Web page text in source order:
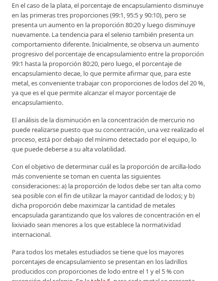
En el caso de la plata, el porcentaje de encapsulamiento disminuye
en las primeras tres proporciones (99:1, 95:5 y 90:10), pero se
presenta un aumento en la proporción 80:20 y luego disminuye
nuevamente. La tendencia para el selenio también presenta un
comportamiento diferente. Inicialmente, se observa un aumento
progresivo del porcentaje de encapsulamiento entre la proporción
99:1 hasta la proporción 80:20, pero luego, el porcentaje de
encapsulamiento decae, lo que permite afirmar que, para este
metal, es conveniente trabajar con proporciones de lodos del 20 %,
ya que es el que permite alcanzar el mayor porcentaje de
encapsulamiento.
El análisis de la disminución en la concentración de mercurio no
puede realizarse puesto que su concentración, una vez realizado el
proceso, está por debajo del mínimo detectado por el equipo, lo
que puede deberse a su alta volatilidad.
Con el objetivo de determinar cuál es la proporción de arcilla-lodo
más conveniente se toman en cuenta las siguientes
consideraciones: a) la proporción de lodos debe ser tan alta como
sea posible con el fin de utilizar la mayor cantidad de lodos; y b)
dicha proporción debe maximizar la cantidad de metales
encapsulada garantizando que los valores de concentración en el
lixiviado sean menores a los que establece la normatividad
internacional.
Para todos los metales estudiados se tiene que los mayores
porcentajes de encapsulamiento se presentan en los ladrillos
producidos con proporciones de lodo entre el 1 y el 5 % con